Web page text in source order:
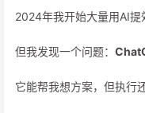
2024年我开始大量用AI提
但我发现一个问题：
它能帮我想方案，但执行